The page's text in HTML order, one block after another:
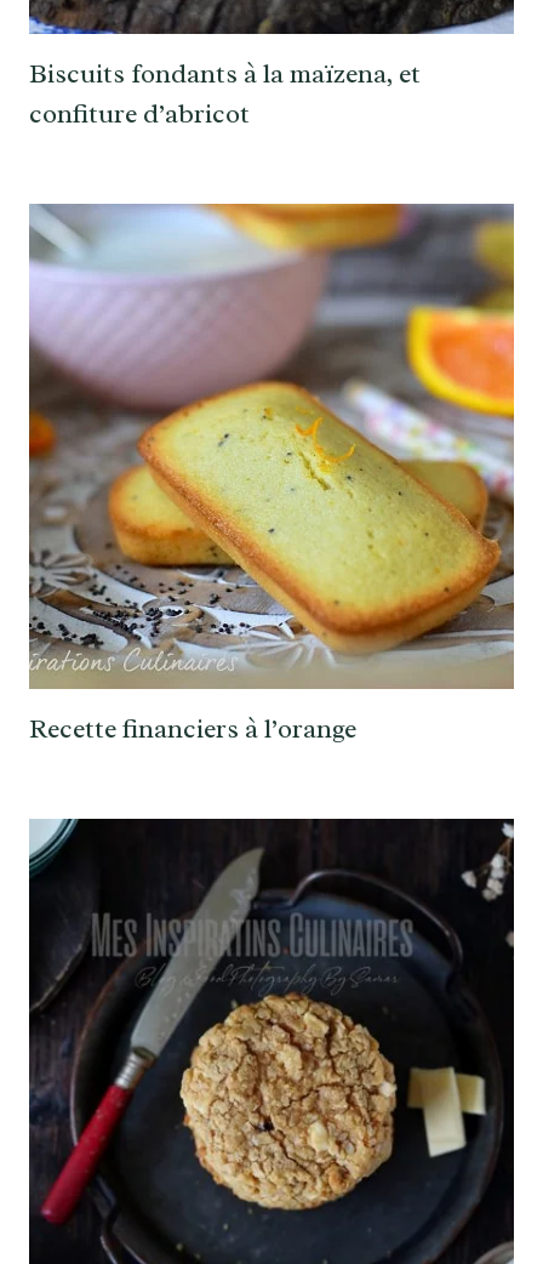
Biscuits fondants à la maïzena, et
confiture d’abricot
Recette financiers à l’orange